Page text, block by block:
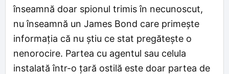
înseamnă doar spionul trimis în necunoscut,
nu înseamnă un James Bond care primește
informația că nu știu ce stat pregătește o
nenorocire. Partea cu agentul sau celula
instalată într-o țară ostilă este doar partea de